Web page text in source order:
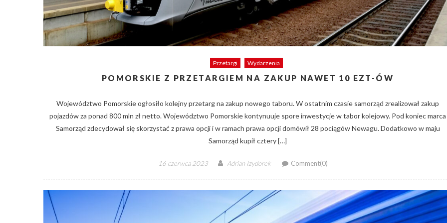
Przetargi Wydarzenia
POMORSKIE Z PRZETARGIEM NA ZAKUP NAWET 10 EZT-ÓW
Województwo Pomorskie ogłosiło kolejny przetarg na zakup nowego taboru. W ostatnim czasie samorząd zrealizował zakup
pojazdów za ponad 800 mln zł netto. Województwo Pomorskie kontynuuje spore inwestycje w tabor kolejowy. Pod koniec marca
Samorząd zdecydował się skorzystać z prawa opcji i w ramach prawa opcji domówił 28 pociągów Newagu. Dodatkowo w maju
Samorząd kupił cztery […]
Posted
16 czerwca 2023 Author
Adrian Izydorek Comment(0)